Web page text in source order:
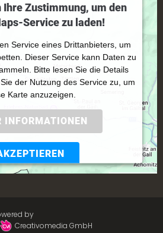
Ihre Zustimmung, um den
Service zu laden!
Service eines Drittanbieters, um
Dieser Service kann Daten zu
Bitte lesen Sie die Details
der Nutzung des Service zu, um
Karte anzuzeigen.
INFORMATIONEN
by
Creativomedia GmbH